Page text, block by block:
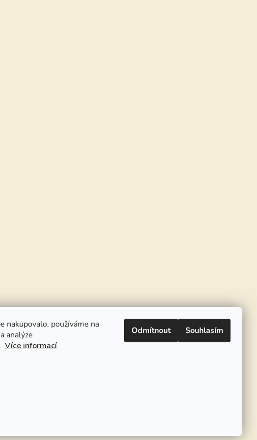
nakupovalo, používáme na
analýze
Více informací
Odmítnout Souhlasím